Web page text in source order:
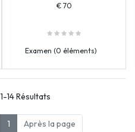
€ 70
Examen (0 éléments)
14 Résultats
1 Après la page